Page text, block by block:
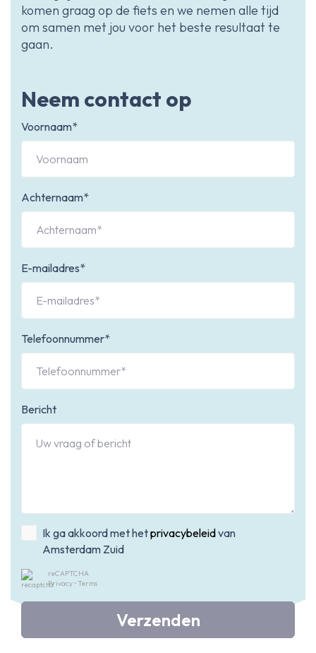
komen graag op de fiets en we nemen alle tijd
om samen met jou voor het beste resultaat te
gaan.
Neem contact op
Voornaam*
Achternaam*
E-mailadres*
Telefoonnummer*
Bericht
Ik ga akkoord met hetprivacybeleidvan
Amsterdam Zuid
reCAPTCHA
Privacy • Terms
Verzenden